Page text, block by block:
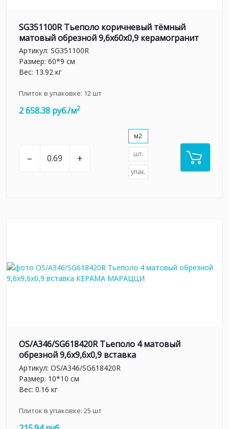
SG351100R Тьеполо коричневый тёмный
матовый обрезной 9,6x60x0,9 керамогранит
Артикул: SG351100R
Размер: 60*9 см
Вес: 13.92 кг
Плиток в упаковке: 12шт
2 658.38 руб./м2
– +
м2
шт.
упак.
OS/A346/SG618420R Тьеполо 4 матовый
обрезной 9,6x9,6x0,9 вставка
Артикул: OS/A346/SG618420R
Размер: 10*10 см
Вес: 0.16 кг
Плиток в упаковке: 25 шт